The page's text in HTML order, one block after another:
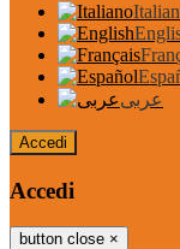
عربى
Accedi
Accedi
button close ×